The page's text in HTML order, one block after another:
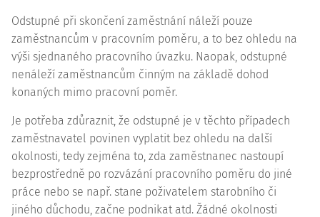
Odstupné při skončení zaměstnání náleží pouze
zaměstnancům v pracovním poměru, a to bez ohledu na
výši sjednaného pracovního úvazku. Naopak, odstupné
nenáleží zaměstnancům činným na základě dohod
konaných mimo pracovní poměr.
Je potřeba zdůraznit, že odstupné je v těchto případech
zaměstnavatel povinen vyplatit bez ohledu na další
okolnosti, tedy zejména to, zda zaměstnanec nastoupí
bezprostředně po rozvázání pracovního poměru do jiné
práce nebo se např. stane poživatelem starobního či
jiného důchodu, začne podnikat atd. Žádné okolnosti